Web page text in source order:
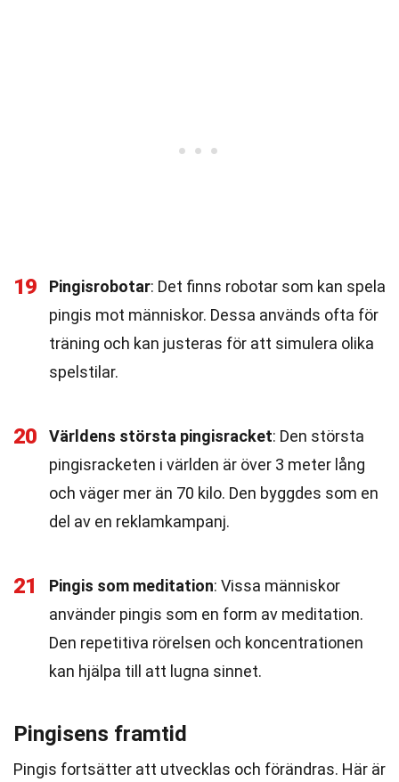
19 Pingisrobotar: Det finns robotar som kan spela
pingis mot människor. Dessa används ofta för
träning och kan justeras för att simulera olika
spelstilar.
20 Världens största pingisracket: Den största
pingisracketen i världen är över 3 meter lång
och väger mer än 70 kilo. Den byggdes som en
del av en reklamkampanj.
21 Pingis som meditation: Vissa människor
använder pingis som en form av meditation.
Den repetitiva rörelsen och koncentrationen
kan hjälpa till att lugna sinnet.
Pingisens framtid
Pingis fortsätter att utvecklas och förändras. Här är